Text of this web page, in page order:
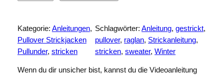
i
c
k
Kategorie: Anleitungen
Pullover Strickjacken
Pullunder, stricken
Schlagwörter:Anleitung, gestrickt
pullover, raglan, Strickanleitung
stricken, sweater, Winter
Wenn du dir unsicher bist, kannst du die Videoanleitung